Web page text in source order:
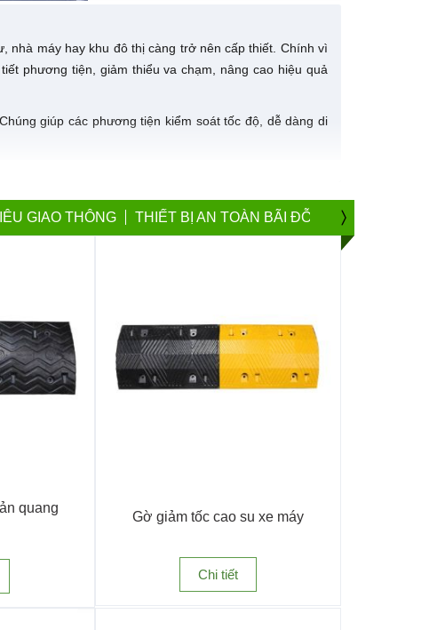
nhà máy hay khu đô thị càng trở nên cấp thiết. Chính vì
phương tiện, giảm thiểu va chạm, nâng cao hiệu quả
giúp các phương tiện kiểm soát tốc độ, dễ dàng di
chủng loại, mẫu mã phù hợp mọi nhu cầu từ công trình
GIAO THÔNG THIẾT BỊ AN TOÀN BÃI ĐỖ XE
quang
Gờ giảm tốc cao su xe máy
Chi tiết